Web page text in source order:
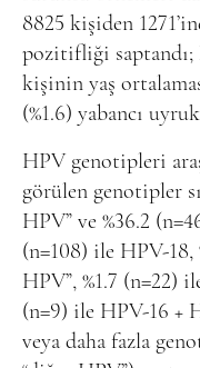
8825 kişiden
pozitifliği
kişinin yaş
(%1.6) yabancı
HPV genotipleri
görülen genotipler
HPV” ve %36.2
(n=108) ile HPV-18,
HPV”, %1.7 (n=22)
(n=9) ile HPV-16 +
veya daha fazla